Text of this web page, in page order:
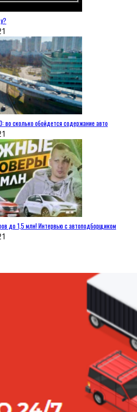
сколько обойдется содержание авто
до 1,5 млн! Интервью с автоподборщиком